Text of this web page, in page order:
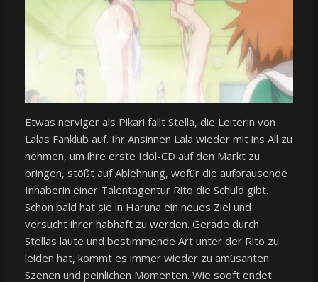
Etwas nerviger als Pikari fällt Stella, die Leiterin von
Lalas Fanklub auf. Ihr Ansinnen Lala wieder mit ins All zu
nehmen, um ihre erste Idol-CD auf den Markt zu
bringen, stößt auf Ablehnung, wofür die aufbrausende
Inhaberin einer Talentagentur Rito die Schuld gibt.
Schon bald hat sie in Haruna ein neues Ziel und
versucht ihrer habhaft zu werden. Gerade durch
Stellas laute und bestimmende Art unter der Rito zu
leiden hat, kommt es immer wieder zu amüsanten
Szenen und peinlichen Momenten. Wie sooft endet